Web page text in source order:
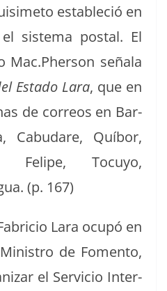
estable­ció en
sis­tema postal. El
Mac.Pherson señala
Esta­do Lara, que en
de corre­os en Bar­
Cabu­dare, Quí­bor,
Felipe, Tocuyo,
(p. 167)
Lara ocupó en
de Fomen­to,
el Ser­vi­cio Inter­